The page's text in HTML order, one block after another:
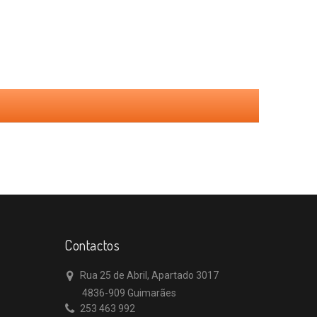
Contactos
Rua 25 de Abril, Apartado 3017
4836-909 Guimarães
253 463 992